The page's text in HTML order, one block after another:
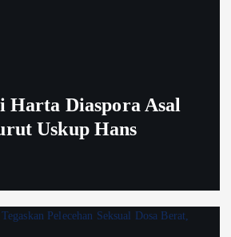
Harta Diaspora Asal
Uskup Hans